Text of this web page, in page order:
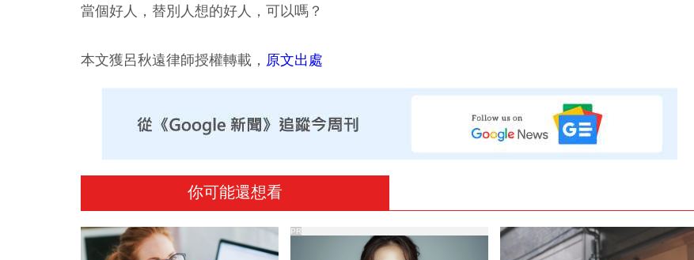
當個好人，替別人想的好人，可以嗎？
本文獲呂秋遠律師授權轉載， 原文出處
你可能還想看
PR